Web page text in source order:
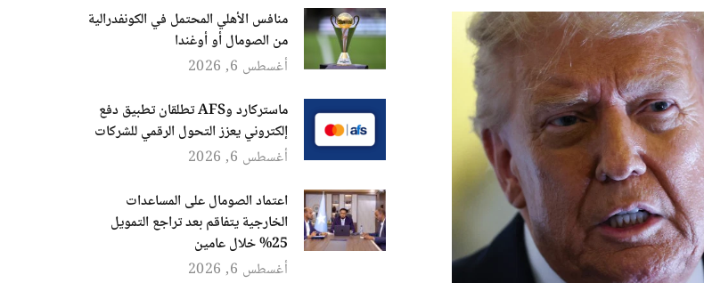
منافس الأهلي المحتمل في الكونفدرالية
من الصومال أو أوغندا
أغسطس 6, 2026
ماستركارد وAFS تطلقان تطبيق دفع
إلكتروني يعزز التحول الرقمي للشركات
أغسطس 6, 2026
اعتماد الصومال على المساعدات
الخارجية يتفاقم بعد تراجع التمويل
25% خلال عامين
أغسطس 6, 2026